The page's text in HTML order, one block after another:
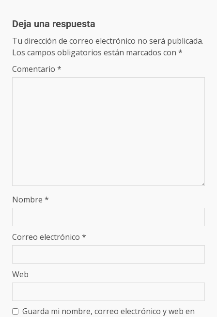
Deja una respuesta
Tu dirección de correo electrónico no será publicada.
Los campos obligatorios están marcados con *
Comentario *
Nombre *
Correo electrónico *
Web
Guarda mi nombre, correo electrónico y web en